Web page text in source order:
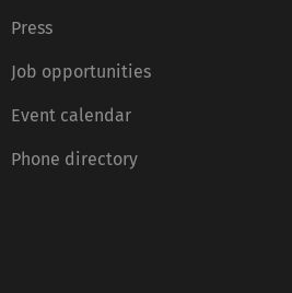
Press
Job opportunities
Event calendar
Phone directory